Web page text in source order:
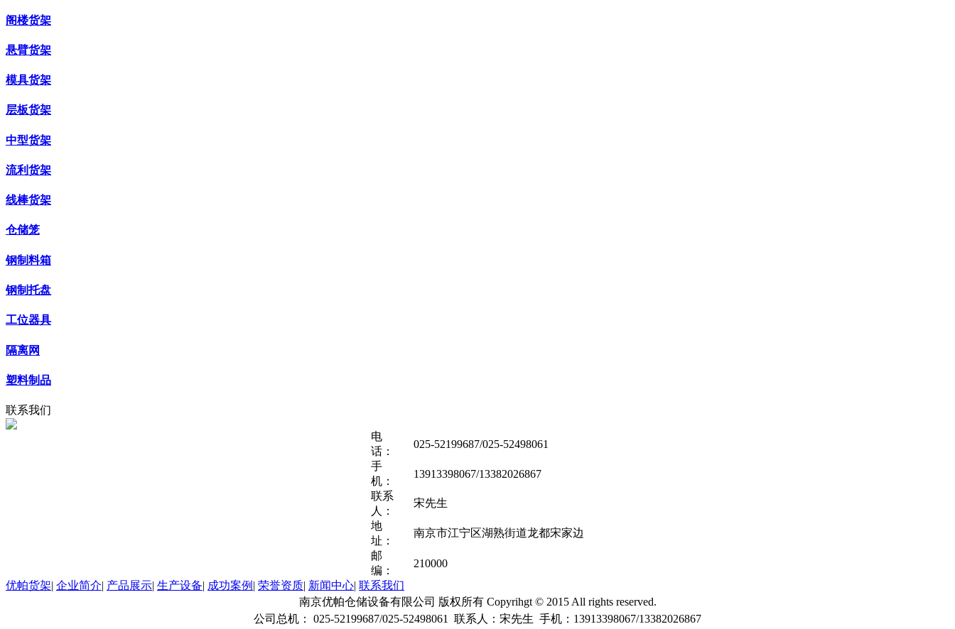
阁楼货架
悬臂货架
模具货架
层板货架
中型货架
流利货架
线棒货架
仓储笼
钢制料箱
钢制托盘
工位器具
隔离网
塑料制品
联系我们
电
话：
025-52199687/025-52498061
手
机：
13913398067/13382026867
联系
人：
宋先生
地
址：
南京市江宁区湖熟街道龙都宋家边
邮
编：
210000
优帕货架| 企业简介| 产品展示| 生产设备| 成功案例 | 荣誉资质| 新闻中心| 联系我们
南京优帕仓储设备有限公司 版权所有 Copyrihgt © 2015 All rights reserved.
公司总机： 025-52199687/025-52498061 联系人：宋先生 手机：13913398067/13382026867